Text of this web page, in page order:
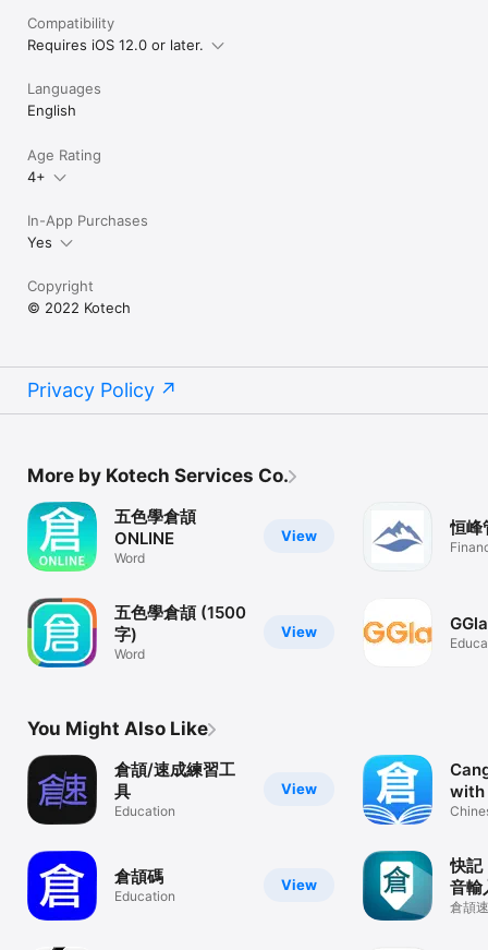
Compatibility
Requires iOS 12.0 or later.
Languages
English
Age Rating
4+
In-App Purchases
Yes
Copyright
© 2022 Kotech
Privacy Policy
More by Kotech Services Co.
View
五色學倉頡
ONLINE
Word
View
五色學倉頡 (1500
字)
Word
恒峰
GGla
You Might Also Like
View
倉頡/速成練習工
具
Education
View
倉頡碼
Education
with
快記
音輸
中英
倉頡